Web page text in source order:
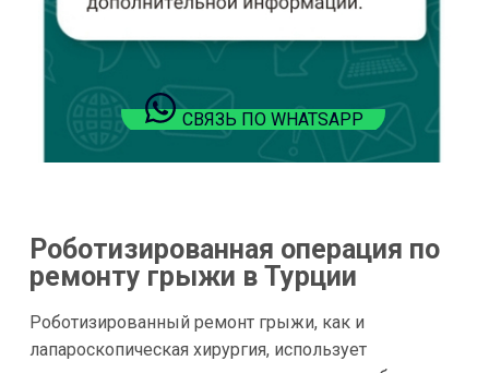
СВЯЗЬ ПО WHATSAPP
Роботизированная операция по
ремонту грыжи в Турции
Роботизированный ремонт грыжи, как и
лапароскопическая хирургия, использует